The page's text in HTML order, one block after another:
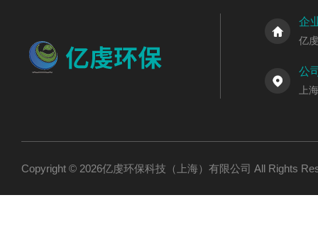
企
亿
公
上
Copyright © 2026亿虔环保科技（上海）有限公司 All Rights